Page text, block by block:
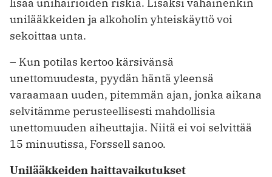
lisää unihäiriöiden riskiä. Lisäksi vähäinenkin
unilääkkeiden ja alkoholin yhteiskäyttö voi
sekoittaa unta.
– Kun potilas kertoo kärsivänsä
unettomuudesta, pyydän häntä yleensä
varaamaan uuden, pitemmän ajan, jonka aikana
selvitämme perusteellisesti mahdollisia
unettomuuden aiheuttajia. Niitä ei voi selvittää
15 minuutissa, Forssell sanoo.
Unilääkkeiden haittavaikutukset